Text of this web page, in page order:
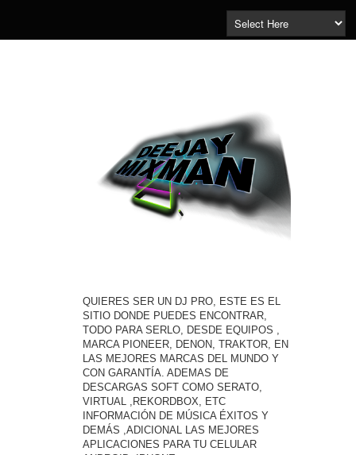
QUIERES SER UN DJ PRO, ESTE ES EL
SITIO DONDE PUEDES ENCONTRAR,
TODO PARA SERLO, DESDE EQUIPOS ,
MARCA PIONEER, DENON, TRAKTOR, EN
LAS MEJORES MARCAS DEL MUNDO Y
CON GARANTÍA. ADEMAS DE
DESCARGAS SOFT COMO SERATO,
VIRTUAL ,REKORDBOX, ETC
INFORMACIÓN DE MÚSICA ÉXITOS Y
DEMÁS ,ADICIONAL LAS MEJORES
APLICACIONES PARA TU CELULAR